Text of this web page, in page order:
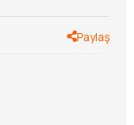
Paylaş